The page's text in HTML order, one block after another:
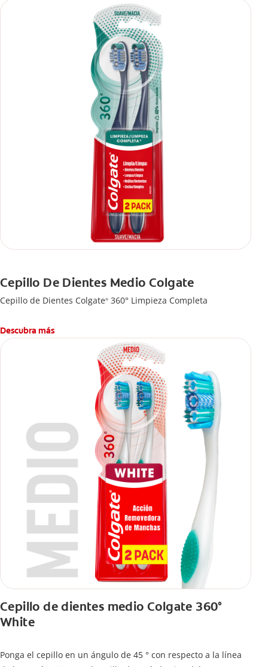
Cepillo De Dientes Medio Colgate
Cepillo de Dientes Colgate® 360° Limpieza Completa
Descubra más
Cepillo de dientes medio Colgate 360°
White
Ponga el cepillo en un ángulo de 45 ° con respecto a la línea